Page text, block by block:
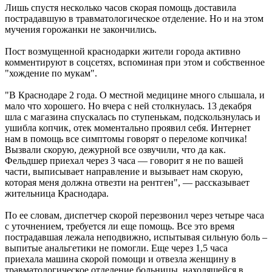
Лишь спустя несколько часов скорая помощь доставила
пострадавшую в травматологическое отделение. Но и на этом
мучения горожанки не закончились.
Пост возмущенной краснодарки жители города активно
комментируют в соцсетях, вспоминая при этом и собственное
"хождение по мукам".
"В Краснодаре 2 года. О местной медицине много слышала, и
мало что хорошего. Но вчера с ней столкнулась. 13 декабря
шла с магазина спускалась по ступенькам, подскользнулась и
ушибла копчик, отек моментально проявил себя. Интернет
нам в помощь все симптомы говорят о переломе копчика!
Вызвали скорую, дежурной все озвучили, что да как.
Фельдшер приехал через 3 часа — говорит я не по вашей
части, выписывает направление и вызывает нам скорую,
которая меня должна отвезти на рентген", — рассказывает
жительница Краснодара.
По ее словам, диспетчер скорой перезвонил через четыре часа
с уточнением, требуется ли еще помощь. Все это время
пострадавшая лежала неподвижно, испытывая сильную боль –
выпитые анальгетики не помогли. Еще через 1,5 часа
приехала машина скорой помощи и отвезла женщину в